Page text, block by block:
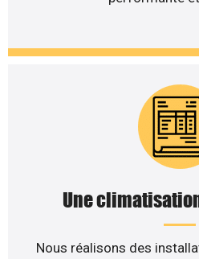
Une
Nous réalisons des